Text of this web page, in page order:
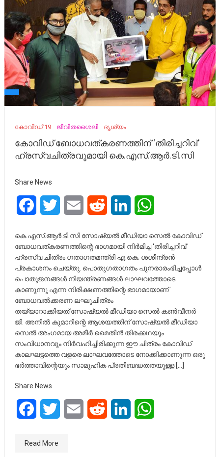
കോവിഡ് 19 ജീവിതശൈലി ദൃശ്യം
കോവിഡ് ബോധവത്കരണത്തിന് ‘തിരിച്ചറിവ്’
ഹ്രസ്വചിത്രവുമായി കെ.എസ്.ആർ.ടി.സി
Share News
FacebookTwitter Email Reddit LinkedIn
കെ.എസ്.ആർ.ടി.സി സോഷ്യൽ മീഡിയാ സെൽ കോവിഡ്
ബോധവത്കരണത്തിന്റെ ഭാഗമായി നിർമിച്ച ‘തിരിച്ചറിവ്’
ഹ്രസ്വ ചിത്രം ഗതാഗതമന്ത്രി എ.കെ. ശശീന്ദ്രൻ
പ്രകാശനം ചെയ്തു. പൊതുഗതാഗതം പുനരാരംഭിച്ചപ്പോൾ
പൊതുജനങ്ങൾ നിയന്ത്രണങ്ങൾ ലാഘവത്തോടെ
കാണുന്നു എന്ന നിരീക്ഷണത്തിന്റെ ഭാഗമായാണ്
ബോധവൽക്കരണ ലഘുചിത്രം
തയ്യാറാക്കിയത്.സോഷ്യൽ മീഡിയാ സെൽ കൺവീനർ
ജി. അനിൽ കുമാറിന്റെ ആശയത്തിന് സോഷ്യൽ മീഡിയാ
സെൽ അംഗമായ അമീർ മൈതീൻ തിരക്കഥയും
സംവിധാനവും നിർവഹിച്ചിരിക്കുന്ന ഈ ചിത്രം കോവിഡ്
കാലഘട്ടത്തെ വളരെ ലാഘവത്തോടെ നോക്കിക്കാണുന്ന ഒരു
ഭർത്താവിന്റെയും സാമൂഹിക പ്രതിബദ്ധതതയുള്ള […]
Share News
FacebookTwitter Email Reddit LinkedIn
Read More